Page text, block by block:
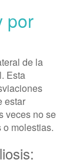
por
de la
Esta
estar
veces no se
molestias.